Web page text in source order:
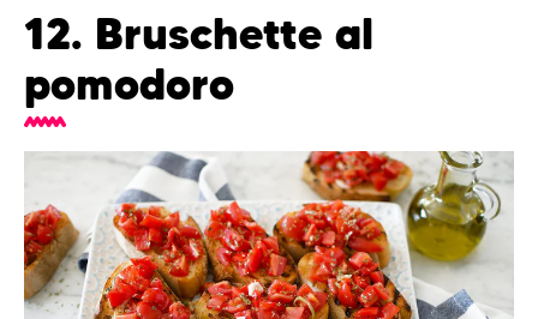
12. Bruschette al
pomodoro